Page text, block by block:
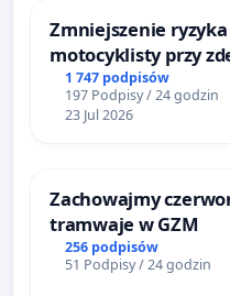
Zmniejszenie
motocyklisty przy
barierą
1 747 podpisów
197 Podpisy / 24 godzin
23 Jul 2026
Zachowajmy
tramwaje w GZM
256 podpisów
51 Podpisy / 24 godzin